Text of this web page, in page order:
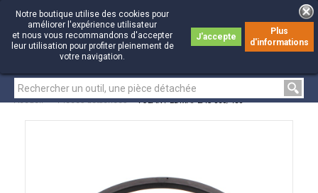
0
0
Notre boutique utilise des cookies pour
améliorer l'expérience utilisateur
et nous vous recommandons d'accepter
leur utilisation pour profiter pleinement de
votre navigation.
J'accepte
Plus
d'informations
Accueil > Pièces détachées > VOLANT EDMAPLAC 360/450